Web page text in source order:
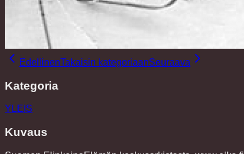
EdellinenTakaisin kategoriaanSeuraava
Kategoria
YLEIS
Kuvaus